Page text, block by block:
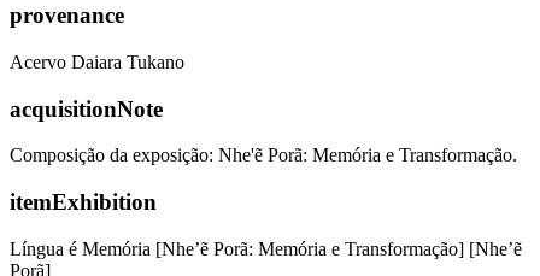
provenance
Acervo Daiara Tukano
acquisitionNote
Composição da exposição: Nhe'ẽ Porã: Memória e Transformação.
itemExhibition
Língua é Memória [Nhe’ẽ Porã: Memória e Transformação] [Nhe’ẽ
Porã]